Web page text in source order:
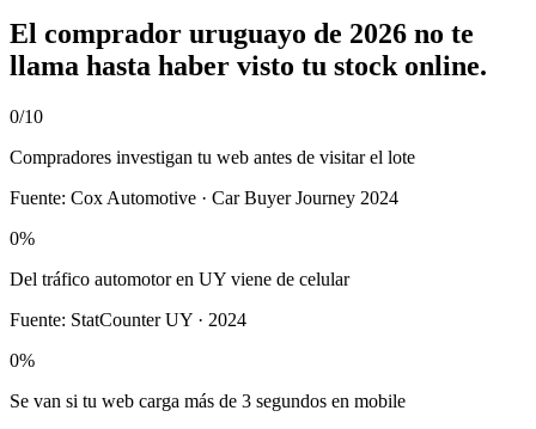
El comprador uruguayo de 2026 no te
llama hasta haber visto tu stock online.
0/10
Compradores investigan tu web antes de visitar el lote
Fuente: Cox Automotive · Car Buyer Journey 2024
0%
Del tráfico automotor en UY viene de celular
Fuente: StatCounter UY · 2024
0%
Se van si tu web carga más de 3 segundos en mobile